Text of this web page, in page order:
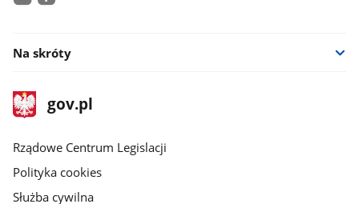
Na skróty
stopka
gov.plStrona
gov.pl
Rządowe Centrum Legislacji
Polityka cookies
Służba cywilna